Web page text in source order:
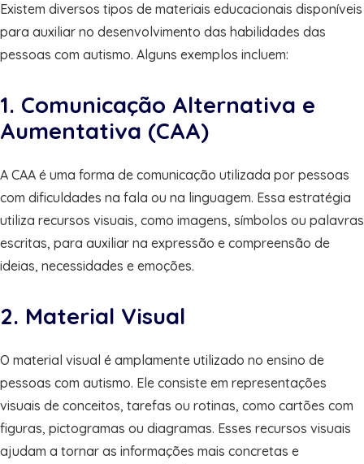
Existem diversos tipos de materiais educacionais disponíveis
para auxiliar no desenvolvimento das habilidades das
pessoas com autismo. Alguns exemplos incluem:
1. Comunicação Alternativa e
Aumentativa (CAA)
A CAA é uma forma de comunicação utilizada por pessoas
com dificuldades na fala ou na linguagem. Essa estratégia
utiliza recursos visuais, como imagens, símbolos ou palavras
escritas, para auxiliar na expressão e compreensão de
ideias, necessidades e emoções.
2. Material Visual
O material visual é amplamente utilizado no ensino de
pessoas com autismo. Ele consiste em representações
visuais de conceitos, tarefas ou rotinas, como cartões com
figuras, pictogramas ou diagramas. Esses recursos visuais
ajudam a tornar as informações mais concretas e